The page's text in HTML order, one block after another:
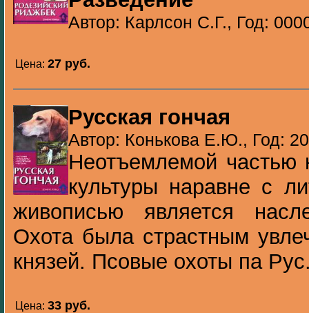
Автор: Карлсон С.Г., Год:
Цена: 27 pуб.
Русская гончая
Автор: Конькова Е.Ю., Год:
Неотъемлемой частью
культуры наравне с
живописью является
Охота была страстным
князей. Псовые охоты па
Цена: 33 pуб.